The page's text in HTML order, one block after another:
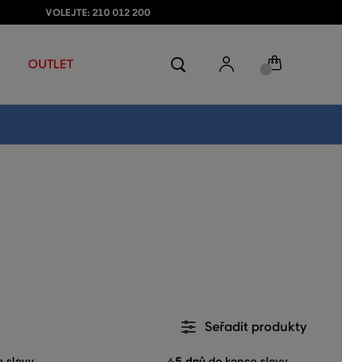
VOLEJTE: 210 012 200
OUTLET
Seřadit produkty